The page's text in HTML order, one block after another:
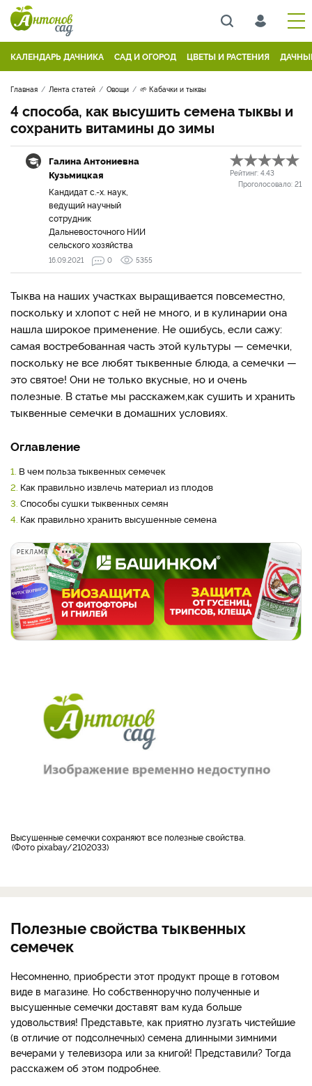
КАЛЕНДАРЬ ДАЧНИКА САД И ОГОРОД ЦВЕТЫ И РАСТЕНИЯ
Главная Лента статей Овощи 🌱 Кабачки и тыквы
4 способа, как высушить семена тыквы и
сохранить витамины до зимы
Галина Антониевна
Кузьмицкая
Кандидат с.-х. наук,
ведущий научный
сотрудник
Дальневосточного НИИ
сельского хозяйства
Рейтинг: 4.43
Проголосовало: 21
16.09.2021 0 5355
Тыква на наших участках выращивается повсеместно,
поскольку и хлопот с ней не много, и в кулинарии она
нашла широкое применение. Не ошибусь, если сажу:
самая востребованная часть этой культуры — семечки,
поскольку не все любят тыквенные блюда, а семечки —
это святое! Они не только вкусные, но и очень
полезные. В статье мы расскажем,как сушить и хранить
тыквенные семечки в домашних условиях.
Оглавление
1. В чем польза тыквенных семечек
2. Как правильно извлечь материал из плодов
3. Способы сушки тыквенных семян
4. Как правильно хранить высушенные семена
РЕКЛАМА
Высушенные семечки сохраняют все полезные свойства.
Фото pixabay/2102033
Полезные свойства тыквенных
семечек
Несомненно, приобрести этот продукт проще в готовом
виде в магазине. Но собственноручно полученные и
высушенные семечки доставят вам куда больше
удовольствия! Представьте, как приятно лузгать чистейшие
(в отличие от подсолнечных) семена длинными зимними
вечерами у телевизора или за книгой! Представили? Тогда
расскажем об этом подробнее.